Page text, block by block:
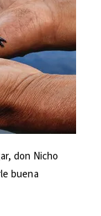
don Nicho
buena